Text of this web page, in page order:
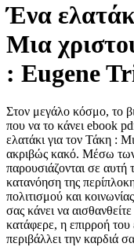
Ένα
Μια
: Eugene
Στον μεγάλο κόσμο, το
που να το κάνει ebook
ελατάκι για τον Τάκη :
ακριβώς κακό. Μέσω των
παρουσιάζονται σε
κατανόηση της
πολιτισμού και
σας κάνει να
κατάφερε, η επιρροή
περιβάλλει την καρδιά